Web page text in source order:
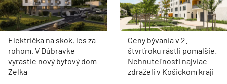
Električka na skok, les za
rohom. V Dúbravke
vyrastie nový bytový dom
Zelka
Ceny bývania v 2.
štvrťroku rástli pomalšie.
Nehnuteľnosti najviac
zdraželi v Košickom kraji